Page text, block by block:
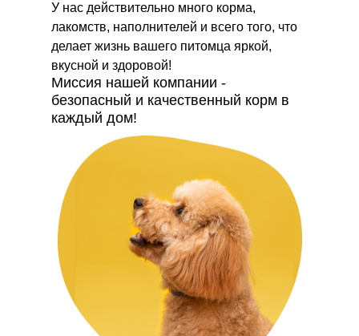
У нас действительно много корма,
лакомств, наполнителей и всего того, что
делает жизнь вашего питомца яркой,
вкусной и здоровой!
Миссия нашей компании -
безопасный и качественный корм в
каждый дом!